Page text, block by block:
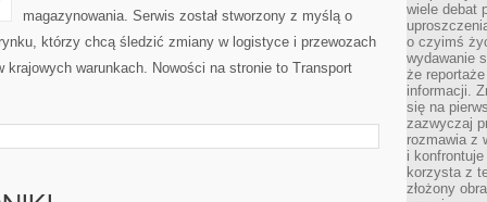
magazynowania. Serwis został stworzony z myślą o
którzy chcą śledzić zmiany w logistyce i przewozach
krajowych warunkach. Nowości na stronie to Transport
wiele debat
o czyimś
wydawanie
że
informacji.
się na
zazwyczaj
rozmawia z
i
korzysta z
złożony